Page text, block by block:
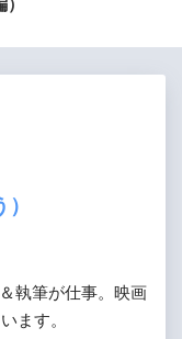
）
執筆が仕事。映画
ます。